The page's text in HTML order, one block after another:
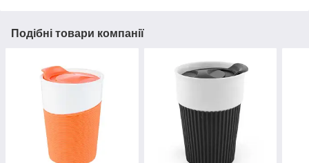
Подібні товари компанії